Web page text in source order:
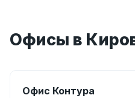
Офисы в
Офис Контура